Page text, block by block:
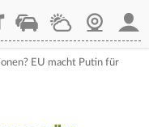
StaupilotWetterWebcam
EU macht Putin für